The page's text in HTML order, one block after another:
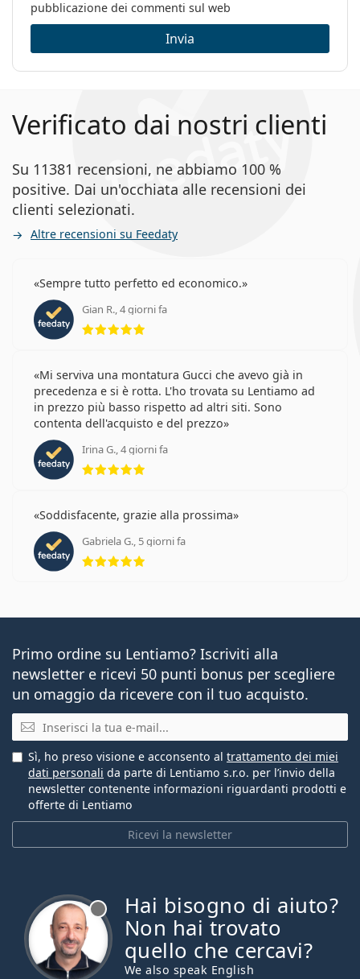
pubblicazione dei commenti sul web
Invia
Verificato dai nostri clienti
Su 11381 recensioni, ne abbiamo 100 %
positive. Dai un'occhiata alle recensioni dei
clienti selezionati.
Altre recensioni su Feedaty
Sempre tutto perfetto ed economico.
Gian R., 4 giorni fa
Mi serviva una montatura Gucci che avevo già in
precedenza e si è rotta. L'ho trovata su Lentiamo ad
in prezzo più basso rispetto ad altri siti. Sono
contenta dell'acquisto e del prezzo
Irina G., 4 giorni fa
Soddisfacente, grazie alla prossima
Gabriela G., 5 giorni fa
valutazione 5 di 5
Primo ordine su Lentiamo? Iscriviti alla
newsletter e ricevi 50 punti bonus per scegliere
un omaggio da ricevere con il tuo acquisto.
E-mail
Ricevi la newsletter
Sì, ho preso visione e acconsento al trattamento dei miei
dati personali da parte di Lentiamo s.r.o. per l’invio della
newsletter contenente informazioni riguardanti prodotti e
offerte di Lentiamo
Hai bisogno di aiuto?
Non hai trovato
quello che cercavi?
We also speak English